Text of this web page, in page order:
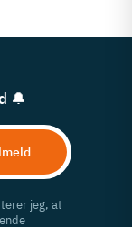
🔔
jeg, at